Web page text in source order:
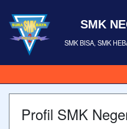
SMK
SMK BISA, SMK
Profil SMK